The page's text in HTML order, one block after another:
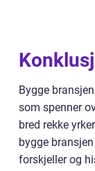
Bygge
som spenner
bred rekke
bygge
forskjeller og